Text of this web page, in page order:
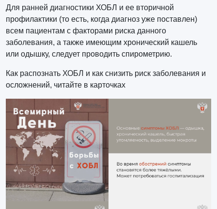
Для ранней диагностики ХОБЛ и ее вторичной
профилактики (то есть, когда диагноз уже поставлен)
всем пациентам с факторами риска данного
заболевания, а также имеющим хронический кашель
или одышку, следует проводить спирометрию.
Как распознать ХОБЛ и как снизить риск заболевания и
осложнений, читайте в карточках